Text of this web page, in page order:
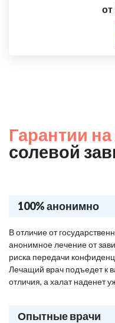
от
Гарантии
солевой
100% анонимно
В отличие от
анонимное лечение от
риска передачи
Лечащий врач подъедет к
отличия, а халат наденет
Опытные врачи